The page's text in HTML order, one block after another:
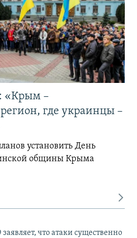
«Крым –
где украинцы –
установить День
общины Крыма
что атаки существенно